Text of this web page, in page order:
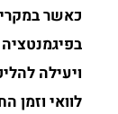
כאשר
ויעילה
לוואי וזמן